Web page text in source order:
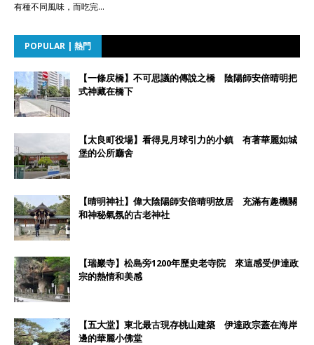
有種不同風味，而吃完…
POPULAR | 熱門
【一條戻橋】不可思議的傳說之橋 陰陽師安倍晴明把
式神藏在橋下
【太良町役場】看得見月球引力的小鎮 有著華麗如城
堡的公所廳舍
【晴明神社】偉大陰陽師安倍晴明故居 充滿有趣機關
和神秘氣氛的古老神社
【瑞巖寺】松島旁1200年歷史老寺院 來這感受伊達政
宗的熱情和美感
【五大堂】東北最古現存桃山建築 伊達政宗蓋在海岸
邊的華麗小佛堂